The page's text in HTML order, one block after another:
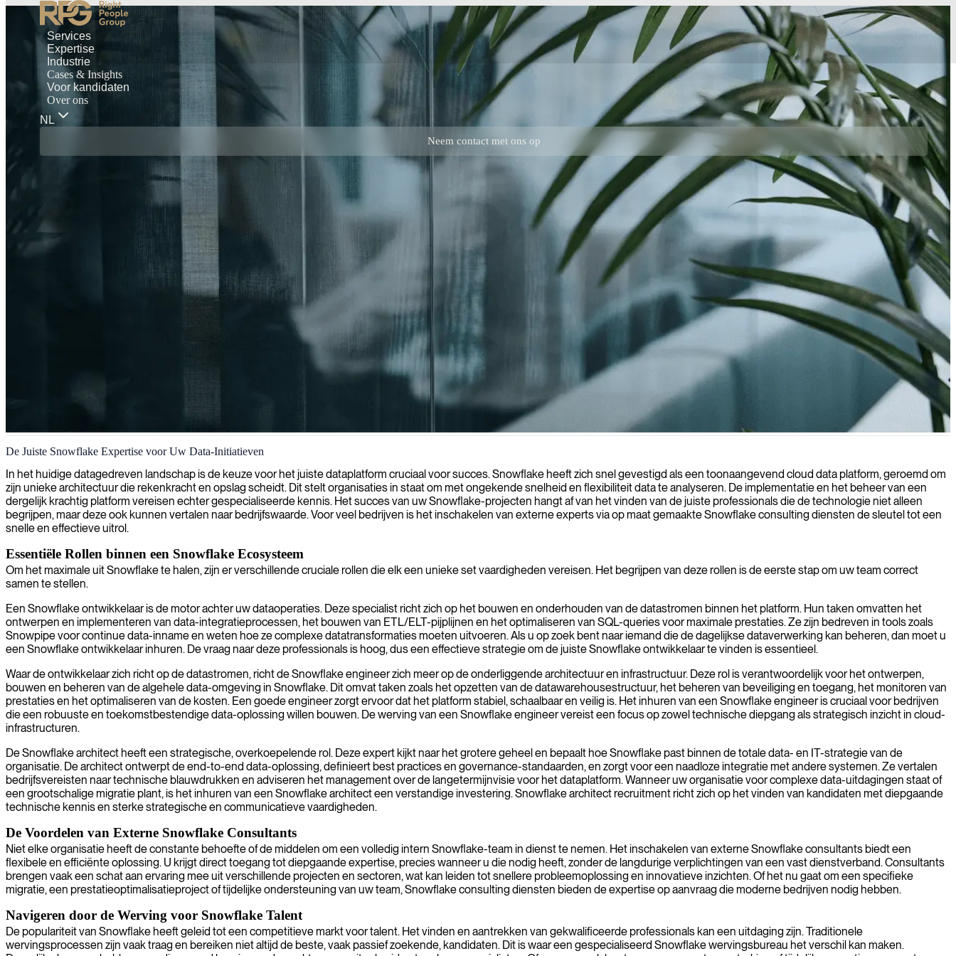
Services
Expertise
Industrie
Cases & Insights
Voor kandidaten
Over ons
NL
Neem contact met ons op
Snowflake data engineering en analytics
Wij bieden deskundige Snowflake-consultancy om u te helpen schaalbare dataoplossingen te bouwen, prestaties te optimaliseren en uw ROI te maximaliseren met dit krachtige cloud dataplatform.
De Juiste Snowflake Expertise voor Uw Data-Initiatieven
In het huidige datagedreven landschap is de keuze voor het juiste dataplatform cruciaal voor succes. Snowflake heeft zich snel gevestigd als een toonaangevend cloud data platform, geroemd om
zijn unieke architectuur die rekenkracht en opslag scheidt. Dit stelt organisaties in staat om met ongekende snelheid en flexibiliteit data te analyseren. De implementatie en het beheer van een
dergelijk krachtig platform vereisen echter gespecialiseerde kennis. Het succes van uw Snowflake-projecten hangt af van het vinden van de juiste professionals die de technologie niet alleen
begrijpen, maar deze ook kunnen vertalen naar bedrijfswaarde. Voor veel bedrijven is het inschakelen van externe experts via op maat gemaakte Snowflake consulting diensten de sleutel tot een
snelle en effectieve uitrol.
Essentiële Rollen binnen een Snowflake Ecosysteem
Om het maximale uit Snowflake te halen, zijn er verschillende cruciale rollen die elk een unieke set vaardigheden vereisen. Het begrijpen van deze rollen is de eerste stap om uw team correct
samen te stellen.
Een Snowflake ontwikkelaar is de motor achter uw dataoperaties. Deze specialist richt zich op het bouwen en onderhouden van de datastromen binnen het platform. Hun taken omvatten het
ontwerpen en implementeren van data-integratieprocessen, het bouwen van ETL/ELT-pijplijnen en het optimaliseren van SQL-queries voor maximale prestaties. Ze zijn bedreven in tools zoals
Snowpipe voor continue data-inname en weten hoe ze complexe datatransformaties moeten uitvoeren. Als u op zoek bent naar iemand die de dagelijkse dataverwerking kan beheren, dan moet u
een Snowflake ontwikkelaar inhuren. De vraag naar deze professionals is hoog, dus een effectieve strategie om de juiste Snowflake ontwikkelaar te vinden is essentieel.
Waar de ontwikkelaar zich richt op de datastromen, richt de Snowflake engineer zich meer op de onderliggende architectuur en infrastructuur. Deze rol is verantwoordelijk voor het ontwerpen,
bouwen en beheren van de algehele data-omgeving in Snowflake. Dit omvat taken zoals het opzetten van de datawarehousestructuur, het beheren van beveiliging en toegang, het monitoren van
prestaties en het optimaliseren van de kosten. Een goede engineer zorgt ervoor dat het platform stabiel, schaalbaar en veilig is. Het inhuren van een Snowflake engineer is cruciaal voor bedrijven
die een robuuste en toekomstbestendige data-oplossing willen bouwen. De werving van een Snowflake engineer vereist een focus op zowel technische diepgang als strategisch inzicht in cloud-
infrastructuren.
De Snowflake architect heeft een strategische, overkoepelende rol. Deze expert kijkt naar het grotere geheel en bepaalt hoe Snowflake past binnen de totale data- en IT-strategie van de
organisatie. De architect ontwerpt de end-to-end data-oplossing, definieert best practices en governance-standaarden, en zorgt voor een naadloze integratie met andere systemen. Ze vertalen
bedrijfsvereisten naar technische blauwdrukken en adviseren het management over de langetermijnvisie voor het dataplatform. Wanneer uw organisatie voor complexe data-uitdagingen staat of
een grootschalige migratie plant, is het inhuren van een Snowflake architect een verstandige investering. Snowflake architect recruitment richt zich op het vinden van kandidaten met diepgaande
technische kennis en sterke strategische en communicatieve vaardigheden.
De Voordelen van Externe Snowflake Consultants
Niet elke organisatie heeft de constante behoefte of de middelen om een volledig intern Snowflake-team in dienst te nemen. Het inschakelen van externe Snowflake consultants biedt een
flexibele en efficiënte oplossing. U krijgt direct toegang tot diepgaande expertise, precies wanneer u die nodig heeft, zonder de langdurige verplichtingen van een vast dienstverband. Consultants
brengen vaak een schat aan ervaring mee uit verschillende projecten en sectoren, wat kan leiden tot snellere probleemoplossing en innovatieve inzichten. Of het nu gaat om een specifieke
migratie, een prestatieoptimalisatieproject of tijdelijke ondersteuning van uw team, Snowflake consulting diensten bieden de expertise op aanvraag die moderne bedrijven nodig hebben.
Navigeren door de Werving voor Snowflake Talent
De populariteit van Snowflake heeft geleid tot een competitieve markt voor talent. Het vinden en aantrekken van gekwalificeerde professionals kan een uitdaging zijn. Traditionele
wervingsprocessen zijn vaak traag en bereiken niet altijd de beste, vaak passief zoekende, kandidaten. Dit is waar een gespecialiseerd Snowflake wervingsbureau het verschil kan maken.